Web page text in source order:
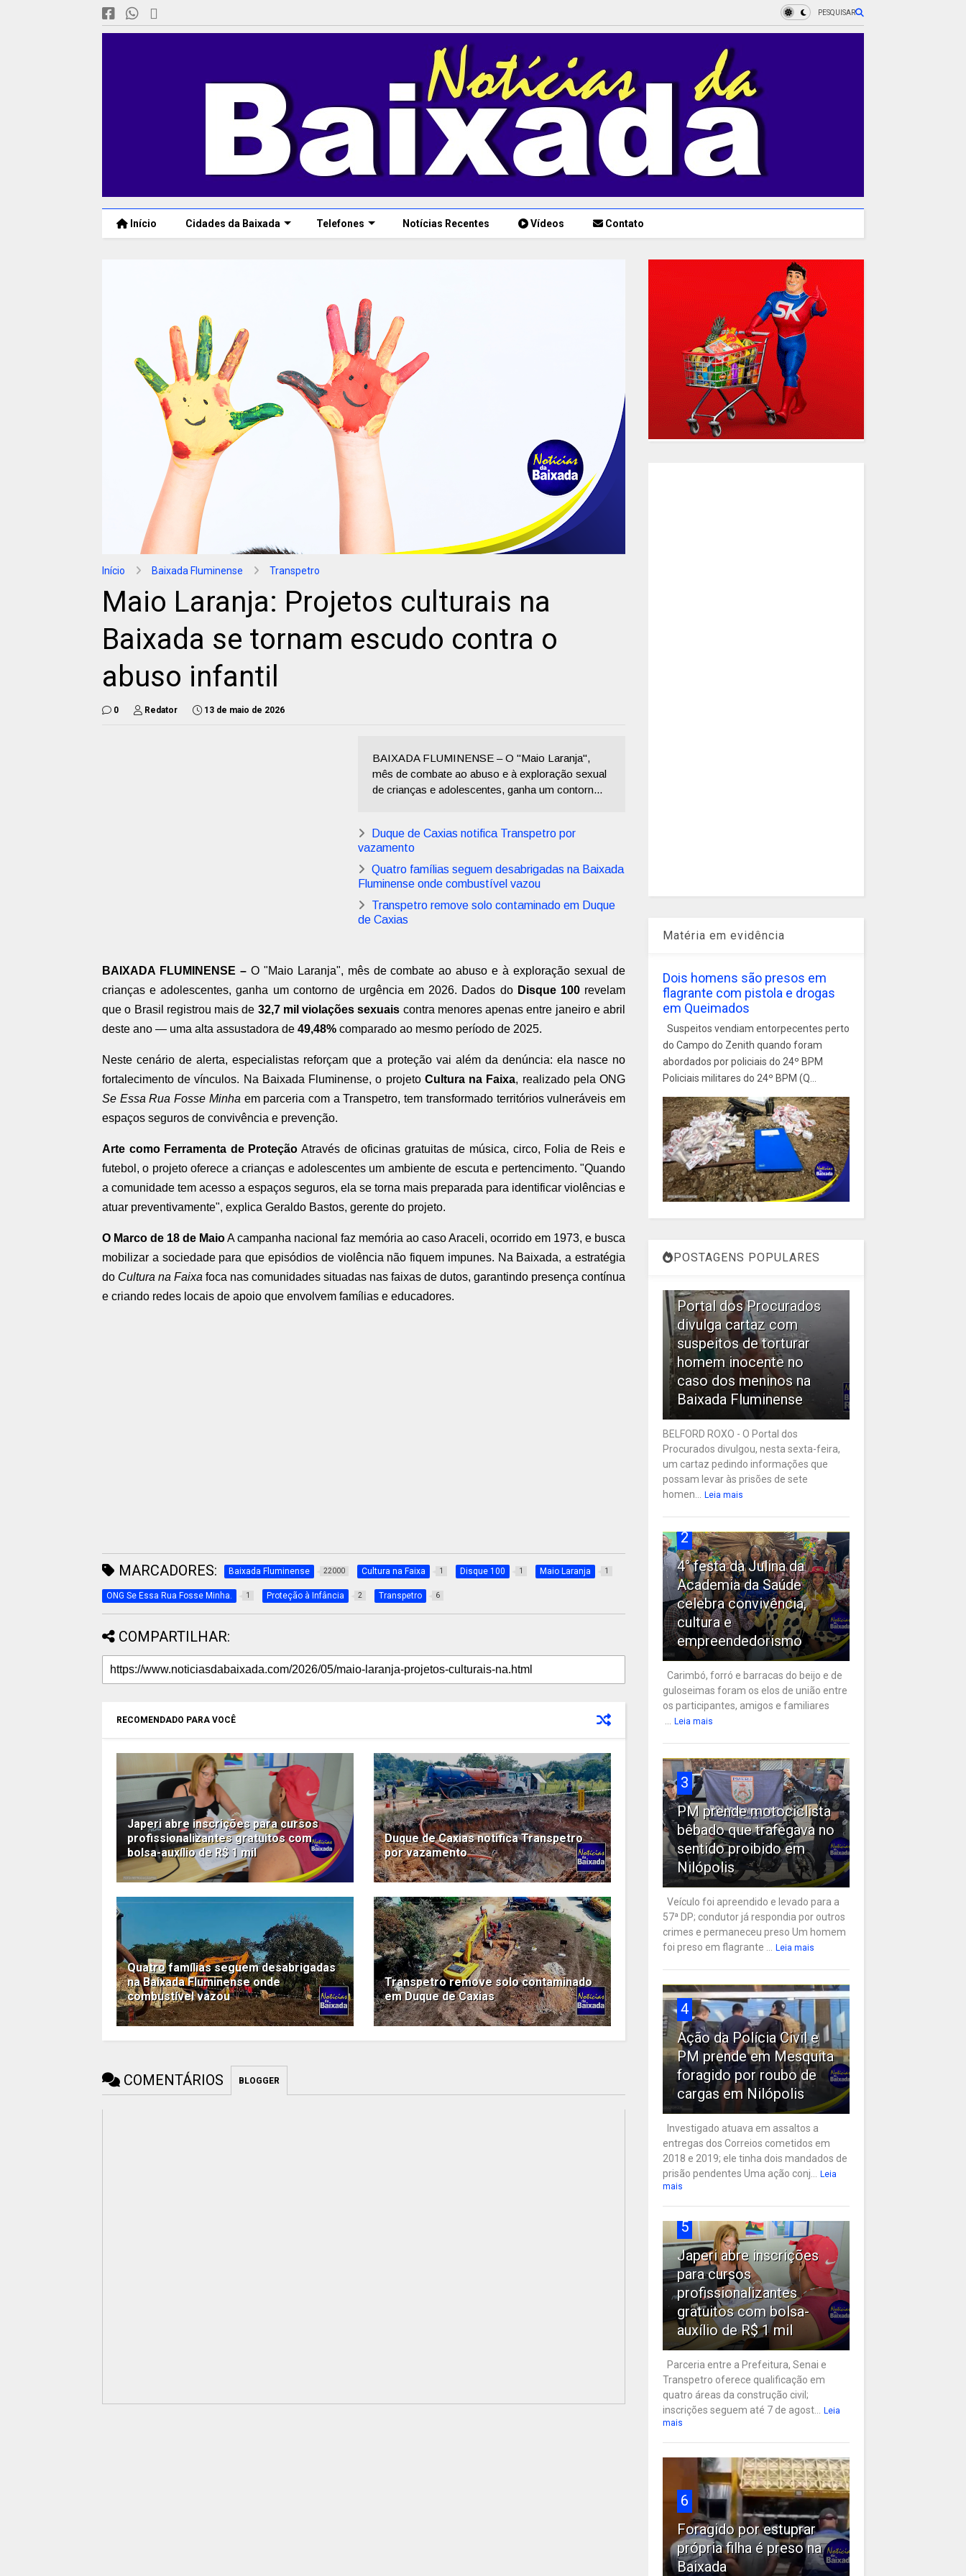
PESQUISAR
Início Cidades da Baixada Telefones Notícias Recentes Vídeos Contato
Início Baixada Fluminense Transpetro
Maio Laranja: Projetos culturais na
Baixada se tornam escudo contra o
abuso infantil
0 Redator 13 de maio de 2026
BAIXADA FLUMINENSE – O "Maio Laranja",
mês de combate ao abuso e à exploração sexual
de crianças e adolescentes, ganha um contorn...
Duque de Caxias notifica Transpetro por
vazamento
Quatro famílias seguem desabrigadas na Baixada
Fluminense onde combustível vazou
Transpetro remove solo contaminado em Duque
de Caxias
BAIXADA FLUMINENSE –O "Maio Laranja", mês de combate ao abuso e à exploração sexual de
crianças e adolescentes, ganha um contorno de urgência em 2026. Dados do Disque 100revelam
que o Brasil registrou mais de 32,7 mil violações sexuais contra menores apenas entre janeiro e abril
deste ano — uma alta assustadora de 49,48% comparado ao mesmo período de 2025.
Neste cenário de alerta, especialistas reforçam que a proteção vai além da denúncia: ela nasce no
fortalecimento de vínculos. Na Baixada Fluminense, o projeto Cultura na Faixa, realizado pela ONG
Se Essa Rua Fosse Minha em parceria com a Transpetro, tem transformado territórios vulneráveis em
espaços seguros de convivência e prevenção.
Arte como Ferramenta de Proteção Através de oficinas gratuitas de música, circo, Folia de Reis e
futebol, o projeto oferece a crianças e adolescentes um ambiente de escuta e pertencimento. "Quando
a comunidade tem acesso a espaços seguros, ela se torna mais preparada para identificar violências e
atuar preventivamente", explica Geraldo Bastos, gerente do projeto.
O Marco de 18 de MaioA campanha nacional faz memória ao caso Araceli, ocorrido em 1973, e busca
mobilizar a sociedade para que episódios de violência não fiquem impunes. Na Baixada, a estratégia
do Cultura na Faixa foca nas comunidades situadas nas faixas de dutos, garantindo presença contínua
e criando redes locais de apoio que envolvem famílias e educadores.
MARCADORES: Baixada Fluminense 22000 Cultura na Faixa 1 Disque 100 1 Maio Laranja 1
ONG Se Essa Rua Fosse Minha. 1 Proteção à Infância 2 Transpetro 6
COMPARTILHAR:
RECOMENDADO PARA VOCÊ
Japeri abre inscrições para cursos
profissionalizantes gratuitos com
bolsa-auxílio de R$ 1 mil
Duque de Caxias notifica Transpetro
por vazamento
Quatro famílias seguem desabrigadas
na Baixada Fluminense onde
combustível vazou
Transpetro remove solo contaminado
em Duque de Caxias
COMENTÁRIOS BLOGGER
Matéria em evidência
Dois homens são presos em
flagrante com pistola e drogas
em Queimados
Suspeitos vendiam entorpecentes perto
do Campo do Zenith quando foram
abordados por policiais do 24º BPM
Policiais militares do 24º BPM (Q...
POSTAGENS POPULARES
Portal dos Procurados
divulga cartaz com
suspeitos de torturar
homem inocente no
caso dos meninos na
Baixada Fluminense
BELFORD ROXO - O Portal dos
Procurados divulgou, nesta sexta-feira,
um cartaz pedindo informações que
possam levar às prisões de sete
homen... Leia mais
2
4° festa da Julina da
Academia da Saúde
celebra convivência,
cultura e
empreendedorismo
Carimbó, forró e barracas do beijo e de
guloseimas foram os elos de união entre
os participantes, amigos e familiares
... Leia mais
3
PM prende motociclista
bêbado que trafegava no
sentido proibido em
Nilópolis
Veículo foi apreendido e levado para a
57ª DP; condutor já respondia por outros
crimes e permaneceu preso Um homem
foi preso em flagrante ... Leia mais
4
Ação da Polícia Civil e
PM prende em Mesquita
foragido por roubo de
cargas em Nilópolis
Investigado atuava em assaltos a
entregas dos Correios cometidos em
2018 e 2019; ele tinha dois mandados de
prisão pendentes Uma ação conj... Leia
mais
5
Japeri abre inscrições
para cursos
profissionalizantes
gratuitos com bolsa-
auxílio de R$ 1 mil
Parceria entre a Prefeitura, Senai e
Transpetro oferece qualificação em
quatro áreas da construção civil;
inscrições seguem até 7 de agost... Leia
mais
6
Foragido por estuprar
própria filha é preso na
Baixada